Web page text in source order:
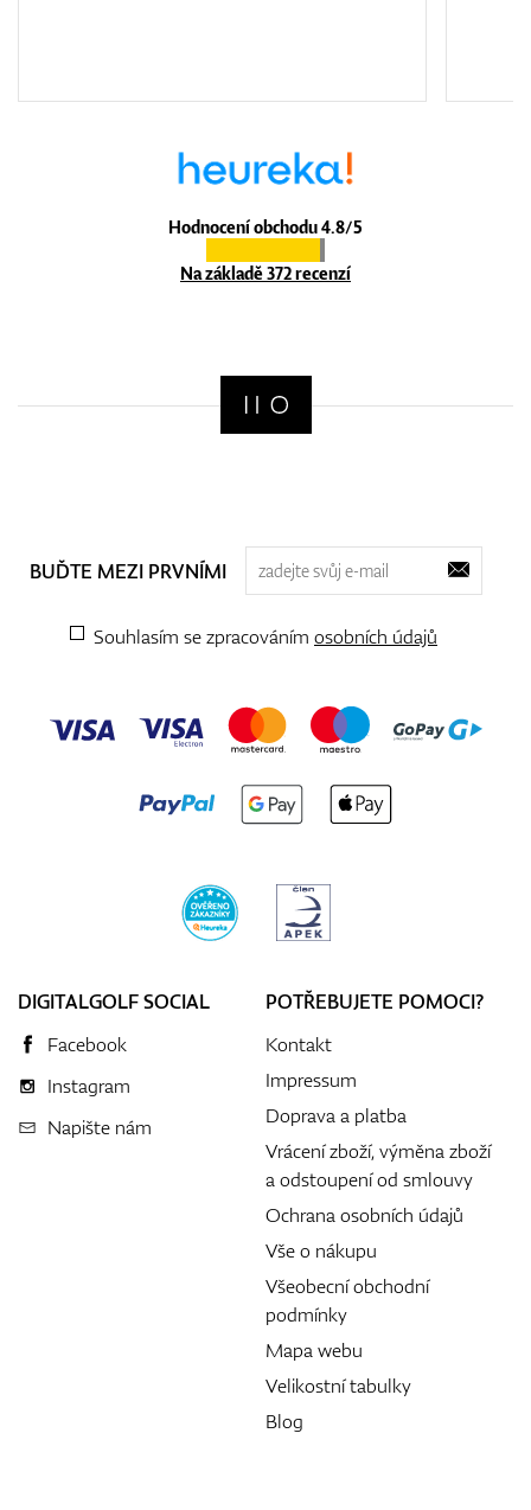
Hodnocení obchodu 4.8/5
Na základě 372 recenzí
BUĎTE MEZI PRVNÍMI
Souhlasím se zpracováním osobních údajů
DIGITALGOLF SOCIAL
Facebook
Instagram
Napište nám
POTŘEBUJETE POMOCI?
Kontakt
Impressum
Doprava a platba
Vrácení zboží, výměna zboží
a odstoupení od smlouvy
Ochrana osobních údajů
Vše o nákupu
Všeobecní obchodní
podmínky
Mapa webu
Velikostní tabulky
Blog